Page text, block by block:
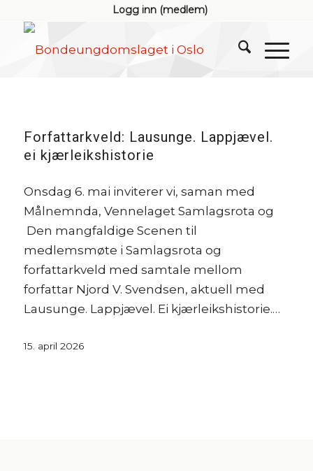
Logg inn (medlem)
Forfattarkveld: Lausunge. Lappjævel.
ei kjærleikshistorie
Onsdag 6. mai inviterer vi, saman med
Målnemnda, Vennelaget Samlagsrota og
Den mangfaldige Scenen til
medlemsmøte i Samlagsrota og
forfattarkveld med samtale mellom
forfattar Njord V. Svendsen, aktuell med
Lausunge. Lappjævel. Ei kjærleikshistorie.…
15. april 2026